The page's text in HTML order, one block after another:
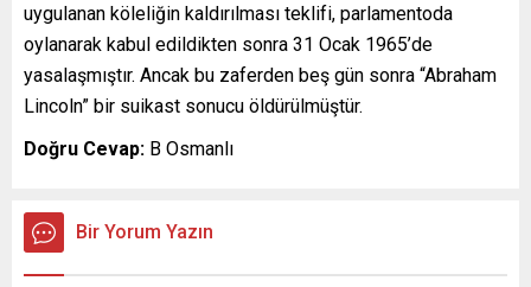
uygulanan köleliğin kaldırılması teklifi, parlamentoda
oylanarak kabul edildikten sonra 31 Ocak 1965’de
yasalaşmıştır. Ancak bu zaferden beş gün sonra “Abraham
Lincoln” bir suikast sonucu öldürülmüştür.
Doğru Cevap: B Osmanlı
Bir Yorum Yazın